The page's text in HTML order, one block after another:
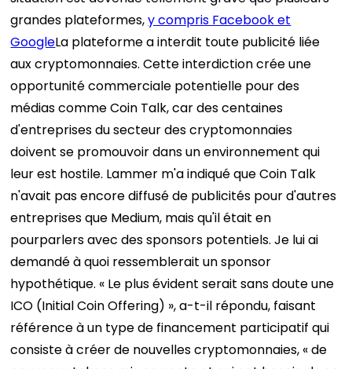
grandes plateformes,y compris Facebook et
GoogleLa plateforme a interdit toute publicité liée
aux cryptomonnaies. Cette interdiction crée une
opportunité commerciale potentielle pour des
médias comme Coin Talk, car des centaines
d'entreprises du secteur des cryptomonnaies
doivent se promouvoir dans un environnement qui
leur est hostile. Lammer m'a indiqué que Coin Talk
n'avait pas encore diffusé de publicités pour d'autres
entreprises que Medium, mais qu'il était en
pourparlers avec des sponsors potentiels. Je lui ai
demandé à quoi ressemblerait un sponsor
hypothétique. « Le plus évident serait sans doute une
ICO (Initial Coin Offering) », a-t-il répondu, faisant
référence à un type de financement participatif qui
consiste à créer de nouvelles cryptomonnaies, « de